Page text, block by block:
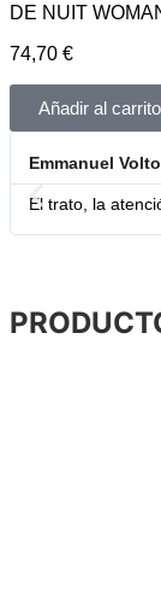
DE NUIT
74,70 €
Añadir al carrito
Emmanuel
El trato, la